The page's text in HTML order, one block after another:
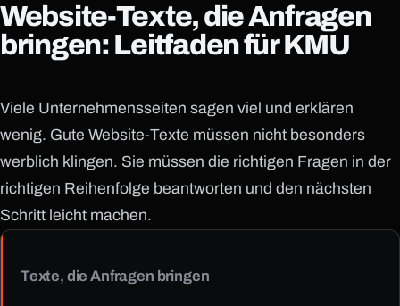
Website-Texte, die Anfragen
bringen: Leitfaden für KMU
Viele Unternehmensseiten sagen viel und erklären
wenig. Gute Website-Texte müssen nicht besonders
werblich klingen. Sie müssen die richtigen Fragen in der
richtigen Reihenfolge beantworten und den nächsten
Schritt leicht machen.
Texte, die Anfragen bringen